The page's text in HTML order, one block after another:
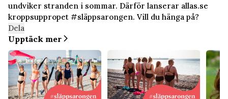
undviker stranden i sommar. Därför lanserar allas.se
kroppsuppropet #släppsarongen. Vill du hänga på?
Dela
Upptäck mer